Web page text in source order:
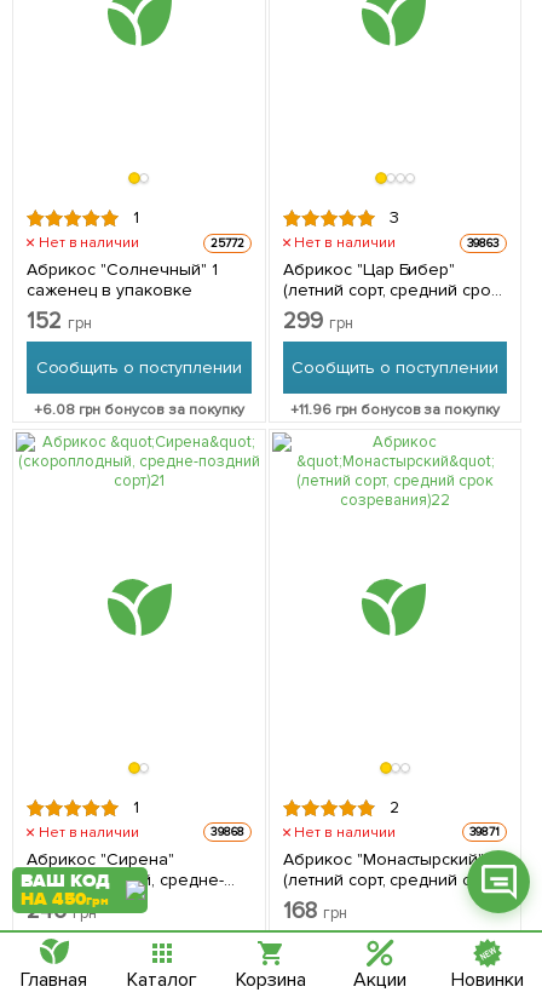
1
Нет в наличии 25772
Абрикос "Солнечный" 1
саженец в упаковке
152 грн
Сообщить о поступлении
+6.08 грн бонусов за покупку
3
Нет в наличии 39863
Абрикос "Цар Бибер"
(летний сорт, средний срок
созревания) 1 саженец в
упаковке
299 грн
Сообщить о поступлении
+11.96грн бонусов за покупку
1
Нет в наличии 39868
Абрикос "Сирена"
(скороплодный, средне-
поздний сорт) 1 саженец в
упаковке
246грн
Сообщить о поступлении
2
Нет в наличии 39871
Абрикос "Монастырский"
(летний сорт, средний срок
созревания) 1 саженец в
упаковке
168 грн
Сообщить о поступлении
Фейсбук
Телеграм
ВАШ КОД
НА 450грн
Главная Каталог Корзина Акции Новинки